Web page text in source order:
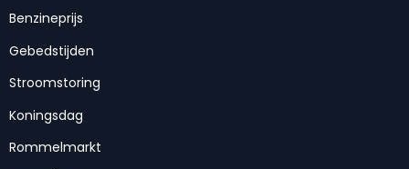
Benzineprijs
Gebedstijden
Stroomstoring
Koningsdag
Rommelmarkt